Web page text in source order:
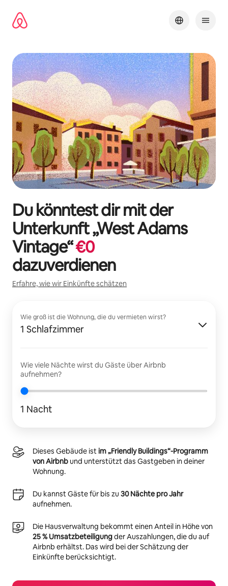
Inhalten
springen
Du könntest dir mit der
Unterkunft „West Adams
Vintage“€0
dazuverdienen
Erfahre, wie wir Einkünfte schätzen
Wie groß ist die Wohnung, die du vermieten wirst?
1 Schlafzimmer
Wie viele Nächte wirst du Gäste über Airbnb
aufnehmen?
1 Nacht
Dieses Gebäude istim „Friendly Buildings“-Programm
von Airbnbund unterstützt das Gastgeben in deiner
Wohnung.
Du kannst Gäste für bis zu 30 Nächte pro Jahr
aufnehmen.
Die Hausverwaltung bekommt einen Anteil in Höhe von
25 % Umsatzbeteiligungder Auszahlungen, die du auf
Airbnb erhältst. Das wird bei der Schätzung der
Einkünfte berücksichtigt.